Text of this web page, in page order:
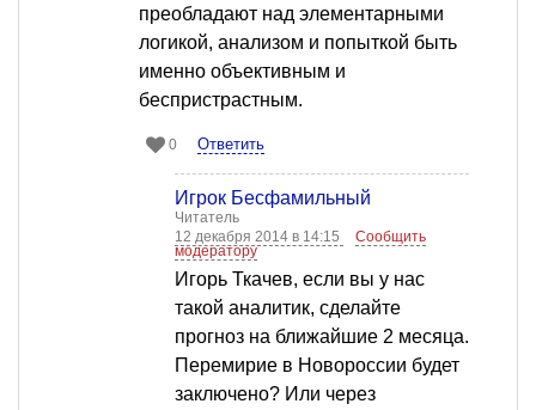
преобладают над элементарными
логикой, анализом и попыткой быть
именно объективным и
беспристрастным.
0 Ответить
Игрок Бесфамильный
Читатель
12 декабря 2014 в 14:15
Сообщить
модератору
Игорь Ткачев, если вы у нас
такой аналитик, сделайте
прогноз на ближайшие 2 месяца.
Перемирие в Новороссии будет
заключено? Или через